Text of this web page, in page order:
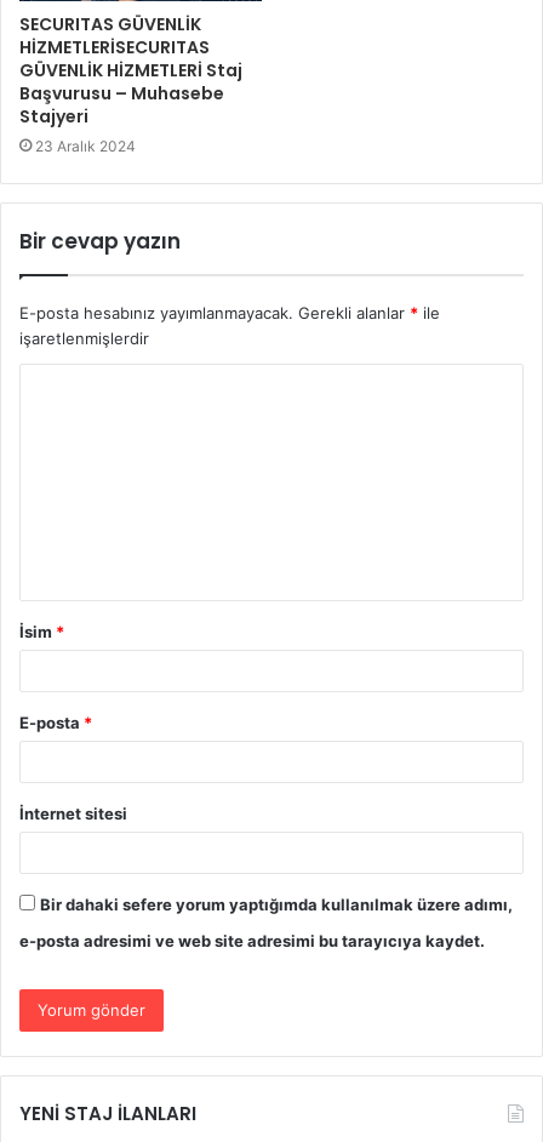
SECURITAS GÜVENLİK
HİZMETLERİSECURITAS
GÜVENLİK HİZMETLERİ Staj
Başvurusu – Muhasebe
Stajyeri
23 Aralık 2024
Bir cevap yazın
E-posta hesabınız yayımlanmayacak. Gerekli alanlar * ile
işaretlenmişlerdir
İsim *
E-posta *
İnternet sitesi
Bir dahaki sefere yorum yaptığımda kullanılmak üzere adımı,
e-posta adresimi ve web site adresimi bu tarayıcıya kaydet.
YENİ STAJ İLANLARI